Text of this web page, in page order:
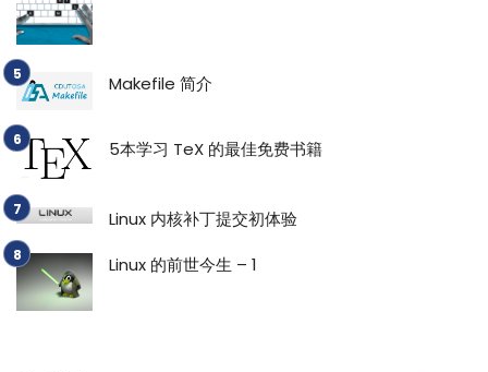
Makefile 简介
5本学习 TeX 的最佳免费书籍
Linux 内核补丁提交初体验
Linux 的前世今生 – 1